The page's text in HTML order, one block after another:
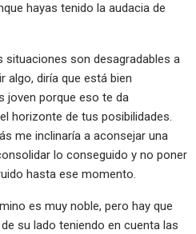
hayas tenido la audacia de
situaciones son desagradables a
algo, diría que está bien
joven porque eso te da
horizonte de tus posibilidades.
me inclinaría a aconsejar una
lo conseguido y no poner
hasta ese momento.
es muy noble, pero hay que
su lado teniendo en cuenta las